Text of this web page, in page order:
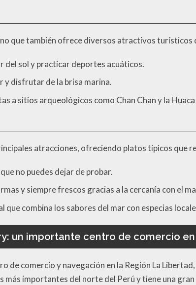
que también ofrece diversos atractivos turísticos
del sol y practicar deportes acuáticos.
y disfrutar de la brisa marina.
a sitios arqueológicos como Chan Chan y la Huaca
atracciones, ofreciendo platos típicos que
no puedes dejar de probar.
y siempre frescos gracias a la cercanía con el
combina los sabores del mar con especias
un importante centro de comercio
de comercio y navegación en la Región La
importantes del norte del Perú y tiene una